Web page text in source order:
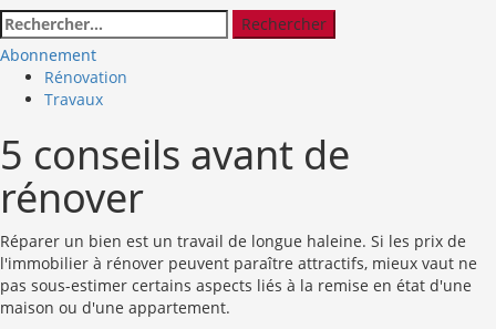
Rechercher :
Abonnement
Rénovation
Travaux
5 conseils avant de
rénover
Réparer un bien est un travail de longue haleine. Si les prix de
l'immobilier à rénover peuvent paraître attractifs, mieux vaut ne
pas sous-estimer certains aspects liés à la remise en état d'une
maison ou d'une appartement.